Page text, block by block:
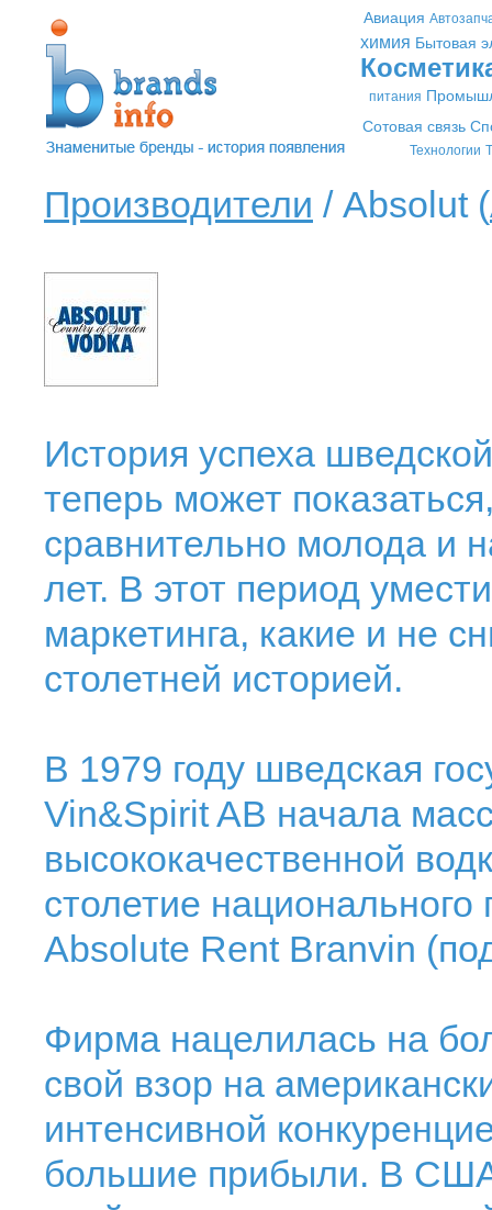
Авиация
химия Бытовая
питания
Сотовая связь
Технологии
Производители / Absolut (
История успеха
теперь может
сравнительно молода и
лет. В этот период
маркетинга, какие и не
столетней историей.
В 1979 году шведская
Vin&Spirit AB начала
высококачественной
столетие
Absolute Rent Branvin
Фирма нацелилась на
свой взор на
интенсивной
большие прибыли. В США